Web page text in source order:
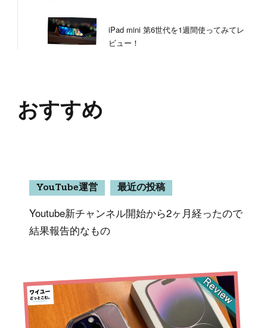
iPad mini 第6世代を1週間使ってみてレ
ビュー！
おすすめ
YouTube運営 最近の投稿
Youtube新チャンネル開始から2ヶ月経ったので
結果報告的なもの